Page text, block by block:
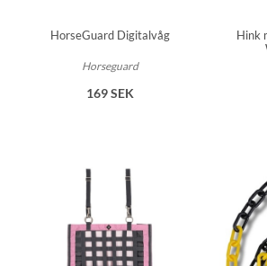
HorseGuard Digitalvåg
Horseguard
169 SEK
Hink